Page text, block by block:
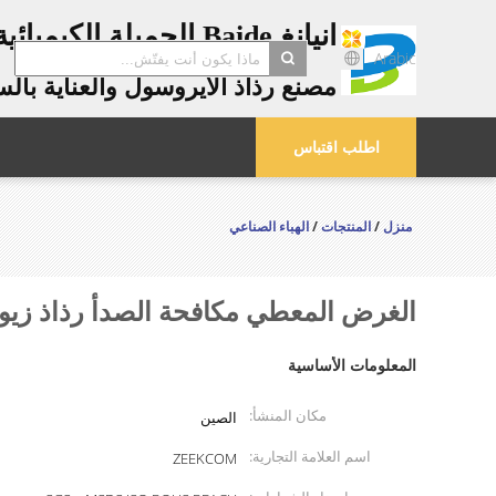
انيانغ Baide الجميلة الكيميائية المحدودة.
مصنع رذاذ الأيروسول والعناية
search
Arabic
اطلب اقتباس
منزل/المنتجات/الهباء الصناعي
الغرض المعطي مكافحة الصدأ رذاذ
المعلومات الأساسية
مكان المنشأ:
الصين
اسم العلامة التجارية:
ZEEKCOM